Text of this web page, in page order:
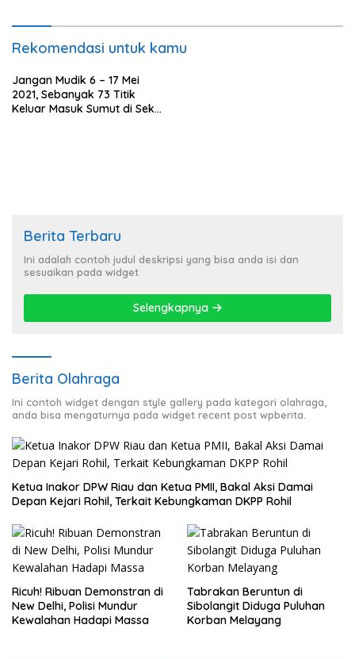
Rekomendasi untuk kamu
Jangan Mudik 6 – 17 Mei
2021, Sebanyak 73 Titik
Keluar Masuk Sumut di Sekat
Berita Terbaru
Ini adalah contoh judul deskripsi yang bisa anda isi dan
sesuaikan pada widget
Selengkapnya
Berita Olahraga
Ini contoh widget dengan style gallery pada kategori olahraga,
anda bisa mengaturnya pada widget recent post wpberita.
Ketua Inakor DPW Riau dan Ketua PMII, Bakal Aksi Damai
Depan Kejari Rohil, Terkait Kebungkaman DKPP Rohil
Ricuh! Ribuan Demonstran di
New Delhi, Polisi Mundur
Kewalahan Hadapi Massa
Tabrakan Beruntun di
Sibolangit Diduga Puluhan
Korban Melayang